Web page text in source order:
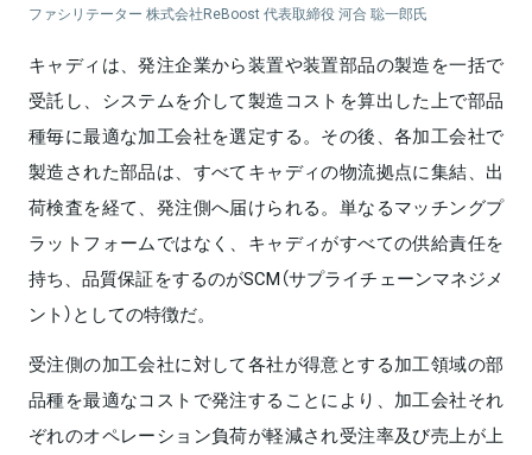
ファシリテーター 株式会社ReBoost 代表取締役 河合 聡一郎氏
キャディは、発注企業から装置や装置部品の製造を一括で
受託し、システムを介して製造コストを算出した上で部品
種毎に最適な加工会社を選定する。その後、各加工会社で
製造された部品は、すべてキャディの物流拠点に集結、出
荷検査を経て、発注側へ届けられる。単なるマッチングプ
ラットフォームではなく、キャディがすべての供給責任を
持ち、品質保証をするのがSCM（サプライチェーンマネジメ
ント）としての特徴だ。
受注側の加工会社に対して各社が得意とする加工領域の部
品種を最適なコストで発注することにより、加工会社それ
ぞれのオペレーション負荷が軽減され受注率及び売上が上